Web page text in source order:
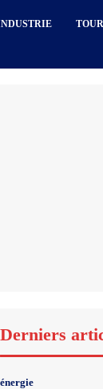
Derniers
énergie